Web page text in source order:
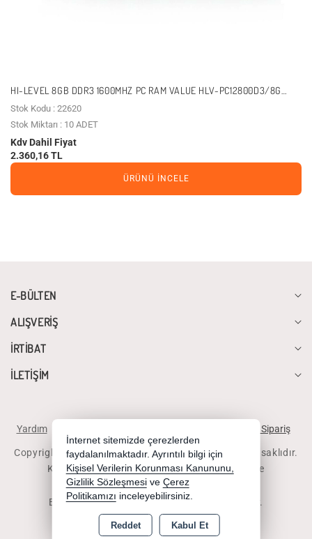
HI-LEVEL 8GB DDR3 1600MHZ PC RAM VALUE HLV-PC12800D3/8G
16CHIPLI
Stok Kodu : 22620
Stok Miktarı : 10 ADET
Kdv Dahil Fiyat
2.360,16 TL
ÜRÜNÜ İNCELE
E-BÜLTEN
ALIŞVERİŞ
İRTİBAT
İLETİŞİM
Yardım Telefonla Sipariş
Copyright 2026 diyalogbilgisayar.com - Tüm hakları saklıdır.
Kredi kartı bilgileriniz 256bit SSL sertifikası ile
korunmaktadır.
Bu site AKINSOFT E-Ticaret ile hazırlanmıştır.
İnternet sitemizde çerezlerden
faydalanılmaktadır. Ayrıntılı bilgi için
Kişisel Verilerin Korunması Kanununu,
Gizlilik Sözleşmesi ve Çerez
Politikamızı inceleyebilirsiniz.
Reddet Kabul Et